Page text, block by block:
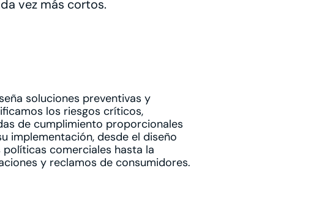
vez más cortos.
soluciones preventivas y
los riesgos críticos,
de cumplimiento proporcionales
implementación, desde el diseño
comerciales hasta la
y reclamos de consumidores.